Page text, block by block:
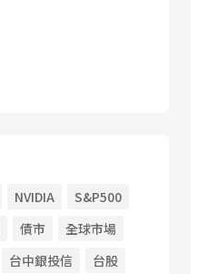
NVIDIA
S&P500
債市
全球市場
台中銀投信
台股